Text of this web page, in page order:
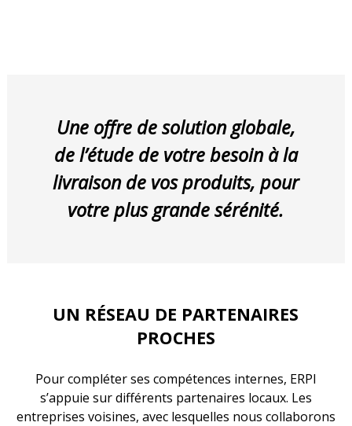
Une offre de solution globale,
de l’étude de votre besoin à la
livraison de vos produits, pour
votre plus grande sérénité.
UN RÉSEAU DE PARTENAIRES
PROCHES
Pour compléter ses compétences internes, ERPI
s’appuie sur différents partenaires locaux. Les
entreprises voisines, avec lesquelles nous collaborons